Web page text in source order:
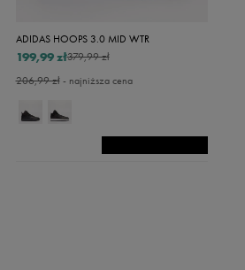
ADIDAS HOOPS 3.0 MID WTR
379,99 zł
199,99 zł
206,99 zł- najniższa cena